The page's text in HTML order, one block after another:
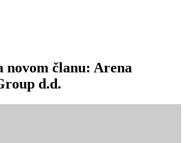
novom članu: Arena
d.d.